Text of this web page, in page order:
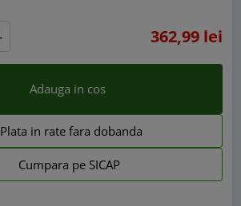
362,99 lei
Adauga in cos
Plata in rate fara dobanda
Cumpara pe SICAP